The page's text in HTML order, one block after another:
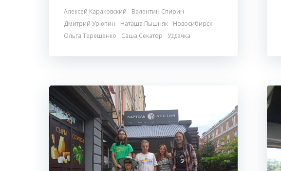
Алексей Караковский
Валентин Спирин
Дмитрий Урюпин
Наташа Пышняк
Новосибирск
Ольга Терещенко
Саша Секатор Уzдечка